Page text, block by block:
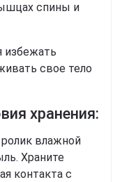
спины и
избежать
свое тело
хранения:
влажной
Храните
контакта с